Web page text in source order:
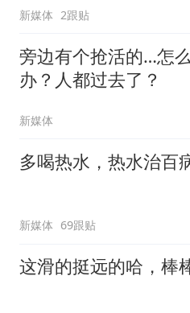
新媒体 2跟贴
旁边有个抢活的…怎
办？人都过去了？
新媒体
多喝热水，热水治百
新媒体 69跟贴
这滑的挺远的哈，棒